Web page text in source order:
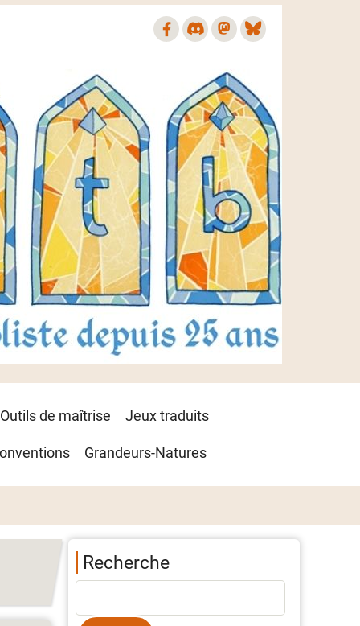
Outils de maîtrise Jeux traduits
Grandeurs-Natures
Recherche